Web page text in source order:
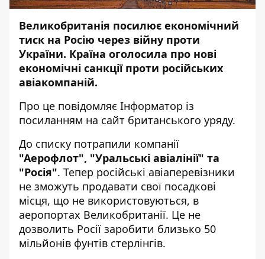
Великобританія посилює економічний
тиск на Росію через війну проти
України. Країна оголосила про нові
економічні санкції проти російських
авіакомпаній.
Про це повідомляє Інформатор із
посиланням на сайт британського уряду.
До списку потрапили компанії
"Аерофлот", "Уральські авіалінії" та
"Росія". Тепер російські авіаперевізники
не зможуть продавати свої посадкові
місця, що не використовуються, в
аеропортах Великобританії. Це не
дозволить Росії заробити близько 50
мільйонів фунтів стерлінгів.